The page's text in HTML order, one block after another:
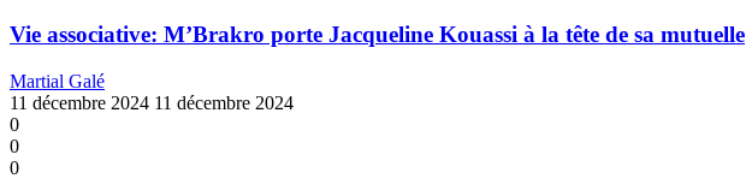
Vie associative: M’Brakro porte Jacqueline Kouassi à la tête de sa mutuelle
Martial Galé
11 décembre 2024 11 décembre 2024
0
0
0